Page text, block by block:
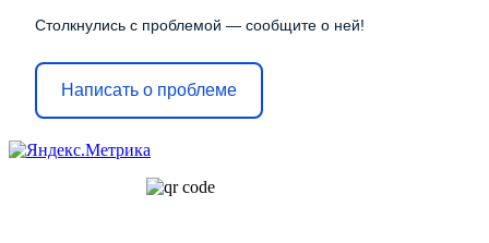
Столкнулись с проблемой — сообщите о ней!
Написать о проблеме